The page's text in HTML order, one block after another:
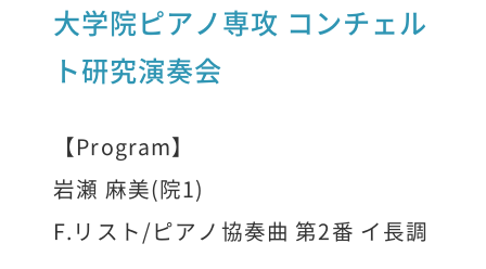
大学院ピアノ専攻 コンチェル
ト研究演奏会
【Program】
岩瀬 麻美(院1)
F.リスト/ピアノ協奏曲 第2番 イ長調